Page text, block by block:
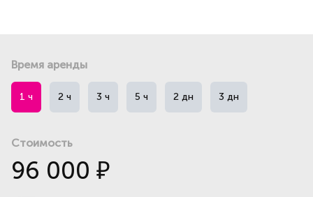
Время аренды
1 ч 2 ч 3 ч 5 ч 2 дн 3 дн
Стоимость
96 000 ₽